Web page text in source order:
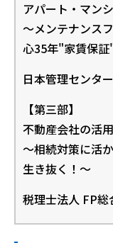
アパート・マン
～メンテナンス
心35年"家賃保
日本管理センタ
【第三部】
不動産会社の活
～相続対策に活
生き抜く！～
税理士法人 FP